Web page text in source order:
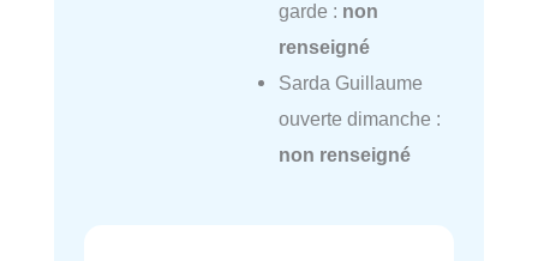
garde : non
renseigné
Sarda Guillaume
ouverte dimanche :
non renseigné